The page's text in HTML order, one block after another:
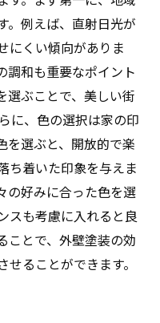
ために：色選びの
。例えば、直射日光が
にくい傾向がありま
調和も重要なポイント
選ぶことで、美しい街
に、色の選択は家の印
を選ぶと、開放的で楽
ち着いた印象を与えま
の好みに合った色を選
スも考慮に入れると良
ことで、外壁塗装の効
ることができます。